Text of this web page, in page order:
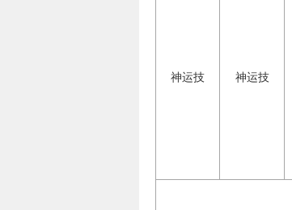
神运技 神运技